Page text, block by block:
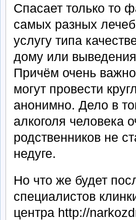
Спасает только то
самых разных
услугу типа
дому или
Причём очень
могут провести
анонимно. Дело в
алкоголя человека
родственников не
недуге.
Но что же будет
специалистов
центра http://